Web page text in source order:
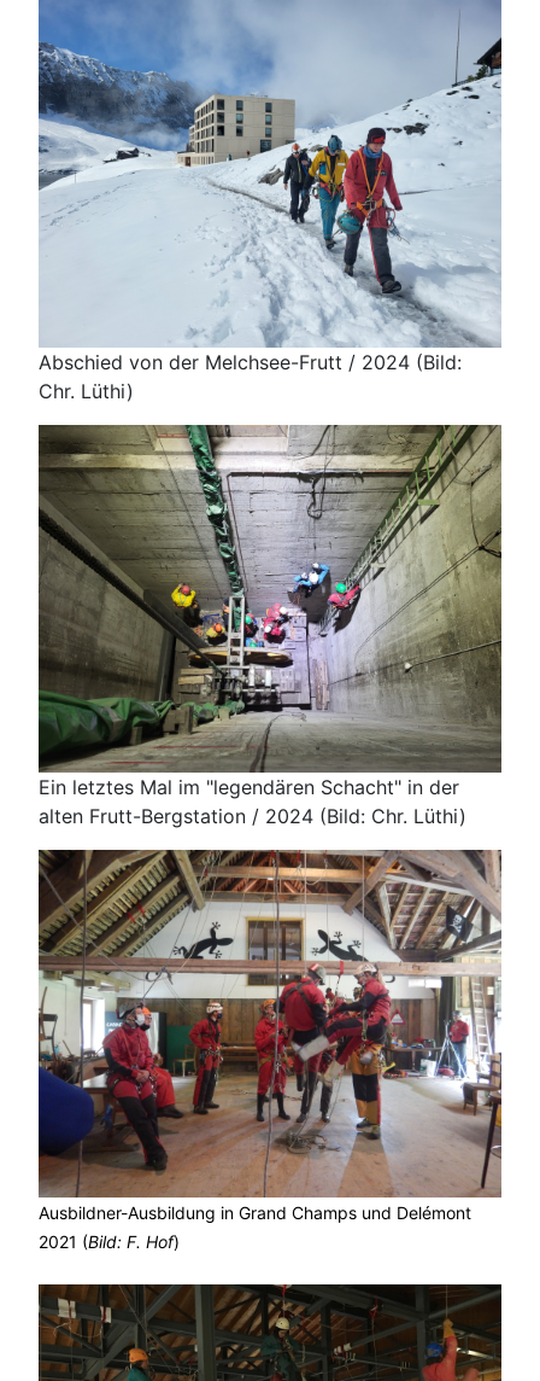
Abschied von der Melchsee-Frutt / 2024 (Bild:
Chr. Lüthi)
Ein letztes Mal im "legendären Schacht" in der
alten Frutt-Bergstation / 2024 (Bild: Chr. Lüthi)
Ausbildner-Ausbildung in Grand Champs und Delémont
2021 (Bild: F. Hof)